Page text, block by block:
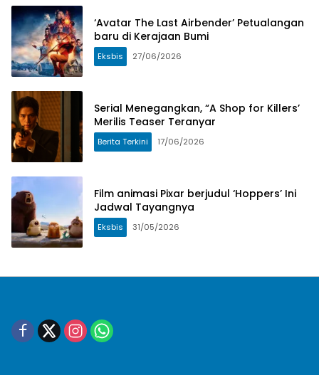
‘Avatar The Last Airbender’ Petualangan
baru di Kerajaan Bumi
Eksbis 27/06/2026
Serial Menegangkan, “A Shop for Killers’
Merilis Teaser Teranyar
Berita Terkini 17/06/2026
Film animasi Pixar berjudul ‘Hoppers’ Ini
Jadwal Tayangnya
Eksbis 31/05/2026